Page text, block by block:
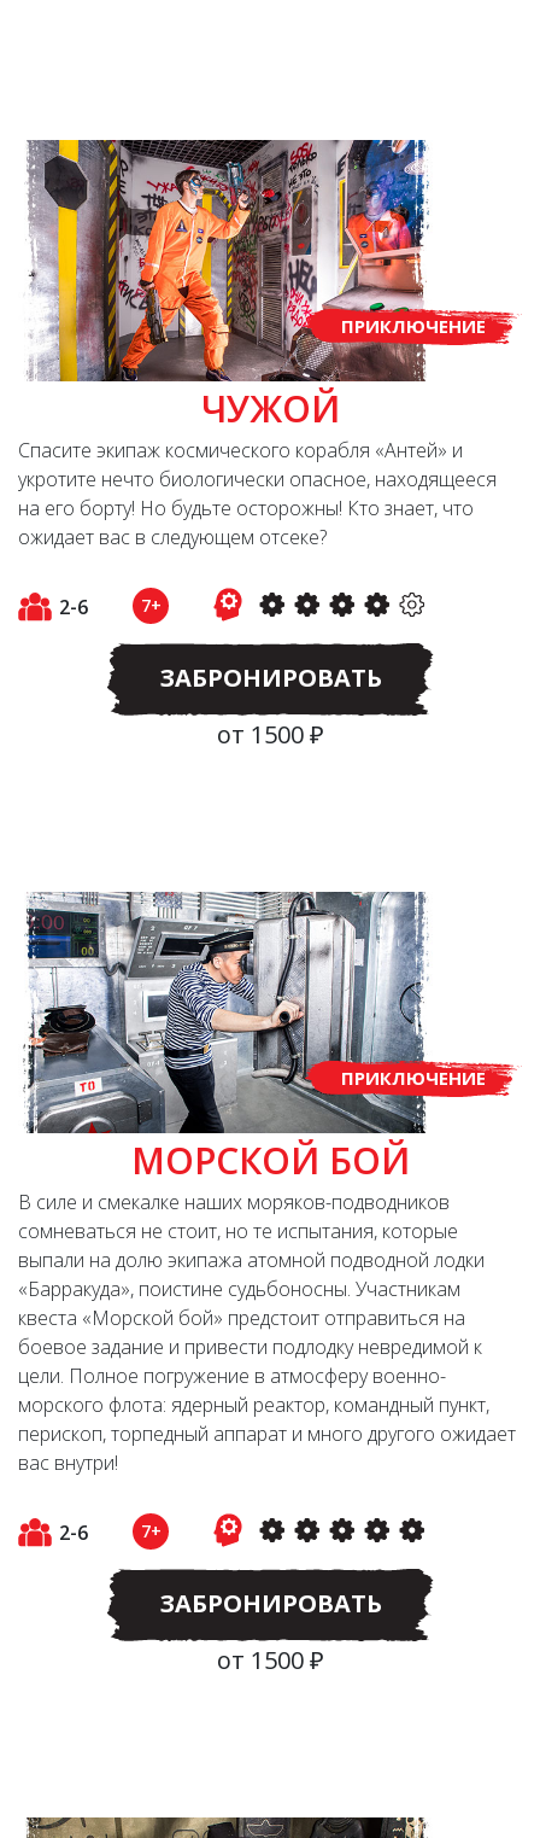
ПРИКЛЮЧЕНИЕ
ЧУЖОЙ
Спасите экипаж космического корабля «Антей» и
укротите нечто биологически опасное, находящееся
на его борту! Но будьте осторожны! Кто знает, что
ожидает вас в следующем отсеке?
2-6 7+
ЗАБРОНИРОВАТЬ
от 1500 ₽
ПРИКЛЮЧЕНИЕ
МОРСКОЙ БОЙ
В силе и смекалке наших моряков-подводников
сомневаться не стоит, но те испытания, которые
выпали на долю экипажа атомной подводной лодки
«Барракуда», поистине судьбоносны. Участникам
квеста «Морской бой» предстоит отправиться на
боевое задание и привести подлодку невредимой к
цели. Полное погружение в атмосферу военно-
морского флота: ядерный реактор, командный пункт,
перископ, торпедный аппарат и много другого ожидает
вас внутри!
2-6 7+
ЗАБРОНИРОВАТЬ
от 1500 ₽